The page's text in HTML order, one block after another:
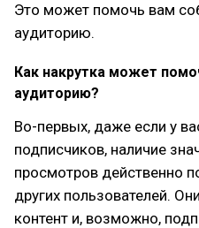
Это может помочь вам
аудиторию.
Как накрутка может
аудиторию?
Во-первых, даже если у
подписчиков, наличие
просмотров действенно
других пользователей.
контент и, возможно,